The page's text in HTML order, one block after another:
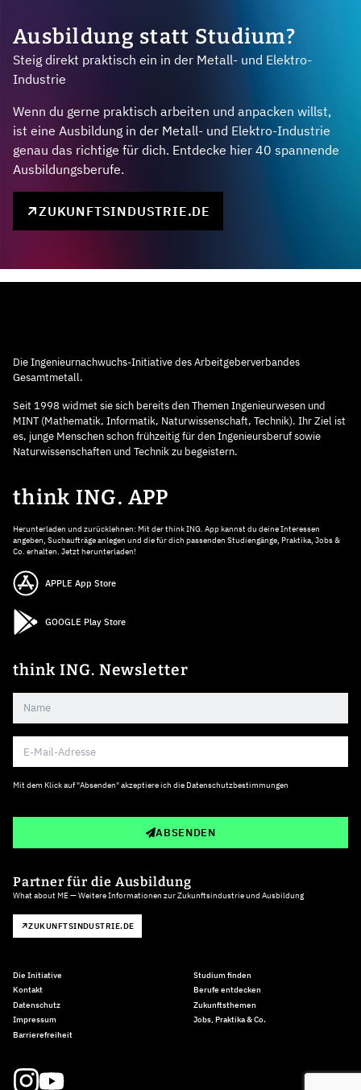
Ausbildung statt Studium?
Steig direkt praktisch ein in der Metall- und Elektro-
Industrie
Wenn du gerne praktisch arbeiten und anpacken willst,
ist eine Ausbildung in der Metall- und Elektro-Industrie
genau das richtige für dich. Entdecke hier 40 spannende
Ausbildungsberufe.
ZUKUNFTSINDUSTRIE.DE
Die Ingenieurnachwuchs-Initiative des Arbeitgeberverbandes
Gesamtmetall.
Seit 1998 widmet sie sich bereits den Themen Ingenieurwesen und
MINT (Mathematik, Informatik, Naturwissenschaft, Technik). Ihr Ziel ist
es, junge Menschen schon frühzeitig für den Ingenieursberuf sowie
Naturwissenschaften und Technik zu begeistern.
think ING. APP
Herunterladen und zurücklehnen: Mit der think ING. App kannst du deine Interessen
angeben, Suchaufträge anlegen und die für dich passenden Studiengänge, Praktika, Jobs &
Co. erhalten. Jetzt herunterladen!
APPLE App Store
GOOGLE Play Store
think ING. Newsletter
Mit dem Klick auf "Absenden" akzeptiere ich die Datenschutzbestimmungen
ABSENDEN
Partner für die Ausbildung
What about ME — Weitere Informationen zur Zukunftsindustrie und Ausbildung
ZUKUNFTSINDUSTRIE.DE
Die Initiative
Kontakt
Datenschutz
Impressum
Barrierefreiheit
Studium finden
Berufe entdecken
Zukunftsthemen
Jobs, Praktika & Co.